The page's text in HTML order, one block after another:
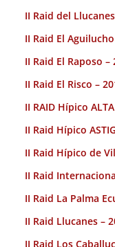
II Raid del
II Raid El
II Raid El Raposo –
II Raid El Risco –
II RAID Hípico
II Raid Hípico
II Raid Hípico de
II Raid
II Raid La Palma
II Raid Llucanes –
II Raid Los